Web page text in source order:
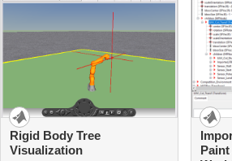
Rigid Body Tree
Visualization